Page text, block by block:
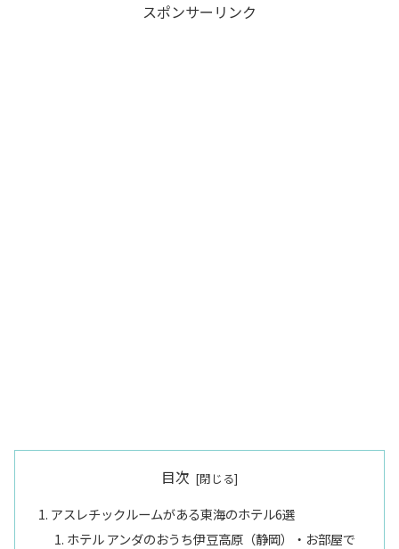
スポンサーリンク
目次
アスレチックルームがある東海のホテル6選
ホテル アンダのおうち伊豆高原（静岡）・お部屋で